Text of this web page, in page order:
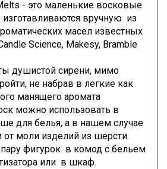
- это маленькие восковые
вручную из
масел известных
Science, Makesy, Bramble
душистой сирени, мимо
не набрав в легкие как
манящего аромата
можно использовать в
для белья, а в нашем случае
от моли изделий из шерсти.
фигурок в комод с бельем
или в шкаф.